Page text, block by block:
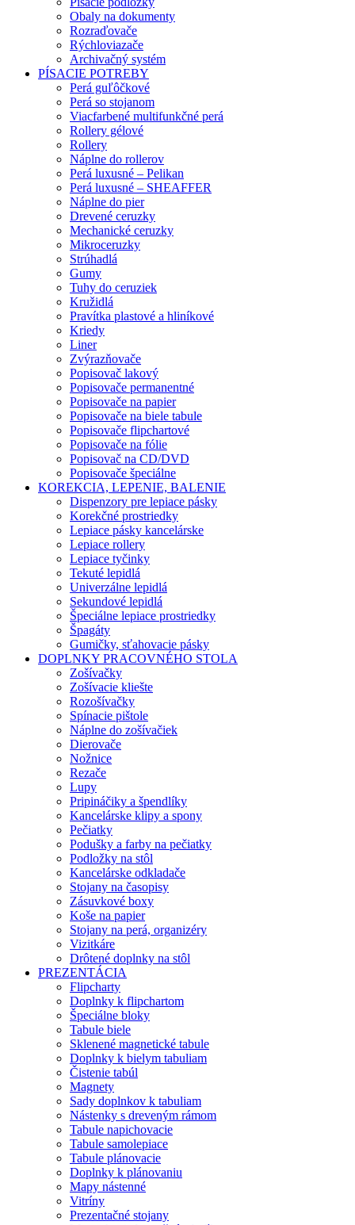
Obaly na dokumenty
Rozraďovače
Rýchloviazače
Archivačný systém
PÍSACIE POTREBY
Perá guľôčkové
Perá so stojanom
Viacfarbené multifunkčné perá
Rollery gélové
Rollery
Náplne do rollerov
Perá luxusné – Pelikan
Perá luxusné – SHEAFFER
Náplne do pier
Drevené ceruzky
Mechanické ceruzky
Mikroceruzky
Strúhadlá
Gumy
Tuhy do ceruziek
Kružidlá
Pravítka plastové a hliníkové
Kriedy
Liner
Zvýrazňovače
Popisovač lakový
Popisovače permanentné
Popisovače na papier
Popisovače na biele tabule
Popisovače flipchartové
Popisovače na fólie
Popisovač na CD/DVD
Popisovače špeciálne
KOREKCIA, LEPENIE, BALENIE
Dispenzory pre lepiace pásky
Korekčné prostriedky
Lepiace pásky kancelárske
Lepiace rollery
Lepiace tyčinky
Tekuté lepidlá
Univerzálne lepidlá
Sekundové lepidlá
Špeciálne lepiace prostriedky
Špagáty
Gumičky, sťahovacie pásky
DOPLNKY PRACOVNÉHO STOLA
Zošívačky
Zošívacie kliešte
Rozošívačky
Spínacie pištole
Náplne do zošívačiek
Dierovače
Nožnice
Rezače
Lupy
Pripináčiky a špendlíky
Kancelárske klipy a spony
Pečiatky
Podušky a farby na pečiatky
Podložky na stôl
Kancelárske odkladače
Stojany na časopisy
Zásuvkové boxy
Koše na papier
Stojany na perá, organizéry
Vizitkáre
Drôtené doplnky na stôl
PREZENTÁCIA
Flipcharty
Doplnky k flipchartom
Špeciálne bloky
Tabule biele
Sklenené magnetické tabule
Doplnky k bielym tabuliam
Čistenie tabúl
Magnety
Sady doplnkov k tabuliam
Nástenky s dreveným rámom
Tabule napichovacie
Tabule samolepiace
Tabule plánovacie
Doplnky k plánovaniu
Mapy nástenné
Vitríny
Prezentačné stojany